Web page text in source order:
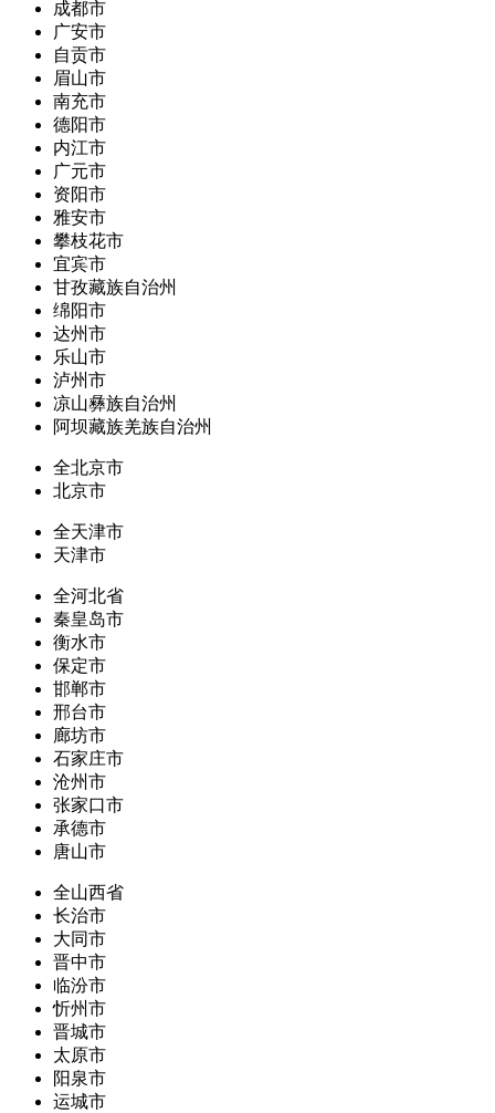
成都市
广安市
自贡市
眉山市
南充市
德阳市
内江市
广元市
资阳市
雅安市
攀枝花市
宜宾市
甘孜藏族自治州
绵阳市
达州市
乐山市
泸州市
凉山彝族自治州
阿坝藏族羌族自治州
全北京市
北京市
全天津市
天津市
全河北省
秦皇岛市
衡水市
保定市
邯郸市
邢台市
廊坊市
石家庄市
沧州市
张家口市
承德市
唐山市
全山西省
长治市
大同市
晋中市
临汾市
忻州市
晋城市
太原市
阳泉市
运城市